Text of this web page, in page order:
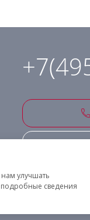
улучшать
подробные сведения